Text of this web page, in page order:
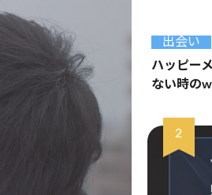
出会い
ハッピー
ない時の